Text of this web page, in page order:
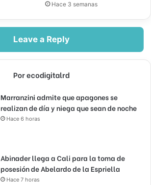
Hace 3 semanas
Leave a Reply
Por ecodigitalrd
Marranzini admite que apagones se
realizan de día y niega que sean de noche
Hace 6 horas
Abinader llega a Cali para la toma de
posesión de Abelardo de la Espriella
Hace 7 horas